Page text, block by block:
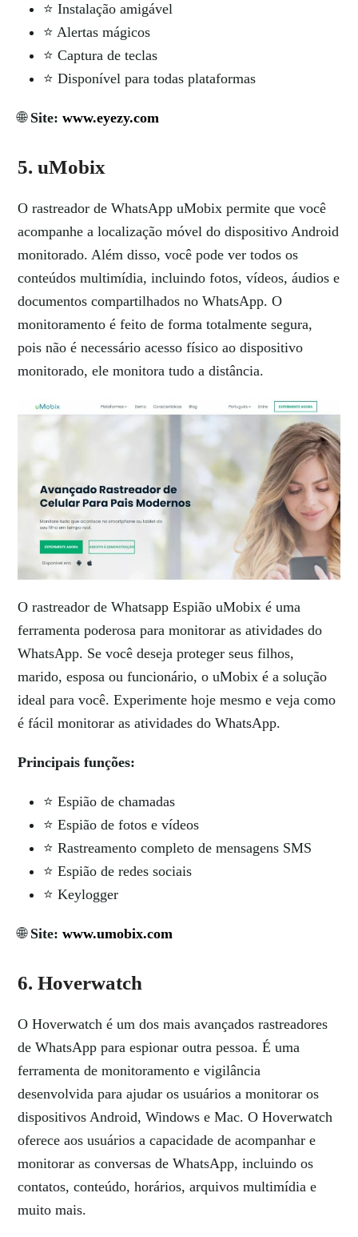
⭐ Instalação amigável
⭐ Alertas mágicos
⭐ Captura de teclas
⭐ Disponível para todas plataformas
🌐 Site:www.eyezy.com
5. uMobix
O rastreador de WhatsApp uMobix permite que você
acompanhe a localização móvel do dispositivo Android
monitorado. Além disso, você pode ver todos os
conteúdos multimídia, incluindo fotos, vídeos, áudios e
documentos compartilhados no WhatsApp. O
monitoramento é feito de forma totalmente segura,
pois não é necessário acesso físico ao dispositivo
monitorado, ele monitora tudo a distância.
O rastreador de Whatsapp Espião uMobix é uma
ferramenta poderosa para monitorar as atividades do
WhatsApp. Se você deseja proteger seus filhos,
marido, esposa ou funcionário, o uMobix é a solução
ideal para você. Experimente hoje mesmo e veja como
é fácil monitorar as atividades do WhatsApp.
Principais funções:
⭐ Espião de chamadas
⭐ Espião de fotos e vídeos
⭐ Rastreamento completo de mensagens SMS
⭐ Espião de redes sociais
⭐ Keylogger
🌐 Site:www.umobix.com
6. Hoverwatch
O Hoverwatch é um dos mais avançados rastreadores
de WhatsApp para espionar outra pessoa. É uma
ferramenta de monitoramento e vigilância
desenvolvida para ajudar os usuários a monitorar os
dispositivos Android, Windows e Mac. O Hoverwatch
oferece aos usuários a capacidade de acompanhar e
monitorar as conversas de WhatsApp, incluindo os
contatos, conteúdo, horários, arquivos multimídia e
muito mais.